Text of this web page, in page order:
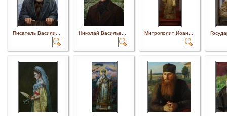
Писатель Васили... Николай Василье... Митрополит Иоан...